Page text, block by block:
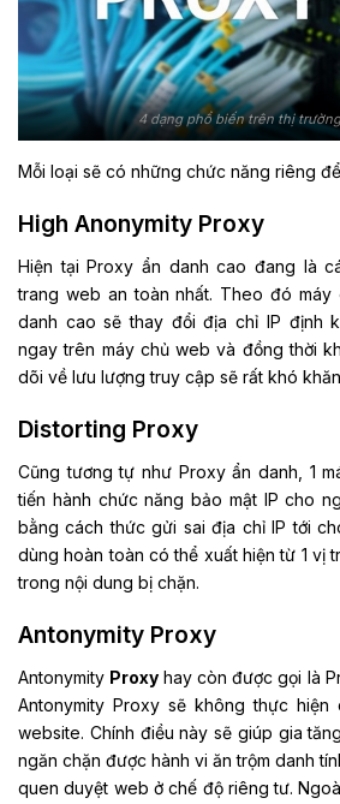
4 dạng phổ biến trên thị
Mỗi loại sẽ có những chức năng riêng
High Anonymity Proxy
Hiện tại Proxy ẩn danh cao đang là
trang web an toàn nhất. Theo đó máy
danh cao sẽ thay đổi địa chỉ IP định
ngay trên máy chủ web và đồng thời
dõi về lưu lượng truy cập sẽ rất khó
Distorting Proxy
Cũng tương tự như Proxy ẩn danh, 1
tiến hành chức năng bảo mật IP cho
bằng cách thức gửi sai địa chỉ IP tới
dùng hoàn toàn có thể xuất hiện từ 1 vị
trong nội dung bị chặn.
Antonymity Proxy
Antonymity Proxy hay còn được gọi là
Antonymity Proxy sẽ không thực hiện
website. Chính điều này sẽ giúp gia
ngăn chặn được hành vi ăn trộm danh
quen duyệt web ở chế độ riêng tư.